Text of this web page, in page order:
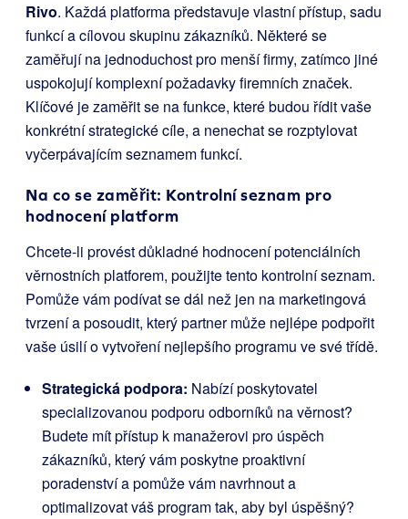
Rivo. Každá platforma představuje vlastní přístup, sadu
funkcí a cílovou skupinu zákazníků. Některé se
zaměřují na jednoduchost pro menší firmy, zatímco jiné
uspokojují komplexní požadavky firemních značek.
Klíčové je zaměřit se na funkce, které budou řídit vaše
konkrétní strategické cíle, a nenechat se rozptylovat
vyčerpávajícím seznamem funkcí.
Na co se zaměřit: Kontrolní seznam pro
hodnocení platform
Chcete-li provést důkladné hodnocení potenciálních
věrnostních platforem, použijte tento kontrolní seznam.
Pomůže vám podívat se dál než jen na marketingová
tvrzení a posoudit, který partner může nejlépe podpořit
vaše úsilí o vytvoření nejlepšího programu ve své třídě.
Strategická podpora: Nabízí poskytovatel
specializovanou podporu odborníků na věrnost?
Budete mít přístup k manažerovi pro úspěch
zákazníků, který vám poskytne proaktivní
poradenství a pomůže vám navrhnout a
optimalizovat váš program tak, aby byl úspěšný?